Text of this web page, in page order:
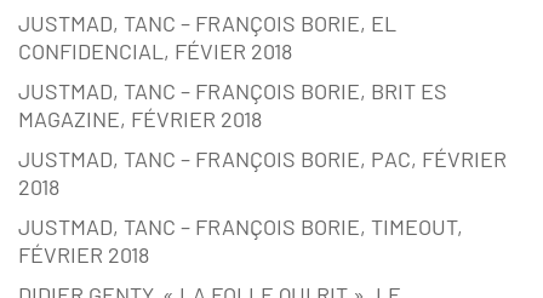
JUSTMAD, TANC – FRANÇOIS BORIE, EL
CONFIDENCIAL, FÉVIER 2018
JUSTMAD, TANC – FRANÇOIS BORIE, BRIT ES
MAGAZINE, FÉVRIER 2018
JUSTMAD, TANC – FRANÇOIS BORIE, PAC, FÉVRIER
2018
JUSTMAD, TANC – FRANÇOIS BORIE, TIMEOUT,
FÉVRIER 2018